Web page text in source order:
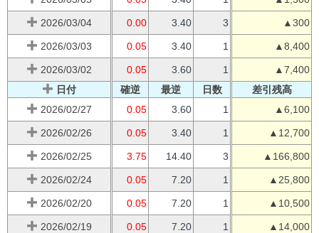
2026/03/04 0.00 3.40 3 ▲300
2026/03/03 0.05 3.40 1 ▲8,400
2026/03/02 0.05 3.60 1
▲7,400
日付
確逆 最逆 日数
差引残高
2026/02/27
0.05 3.60 1 ▲6,100
2026/02/26 0.05 3.40 1 ▲12,700
2026/02/25 3.75 14.40 3 ▲166,800
2026/02/24 0.05 7.20 1 ▲25,800
2026/02/20 0.05 7.20 1 ▲10,500
2026/02/19 0.05 7.20 1 ▲14,000